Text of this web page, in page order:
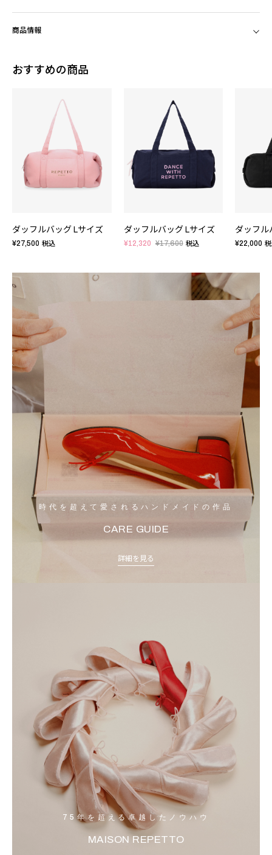
商品情報
おすすめの商品
ダッフルバッグ Lサイズ
¥27,500 税込
ダッフルバッグ Lサイズ
¥12,320 ¥17,600 税込
ダッフル
¥22,000
時代を超えて愛されるハンドメイドの作品
CARE GUIDE
詳細を見る
75年を超える卓越したノウハウ
MAISON REPETTO